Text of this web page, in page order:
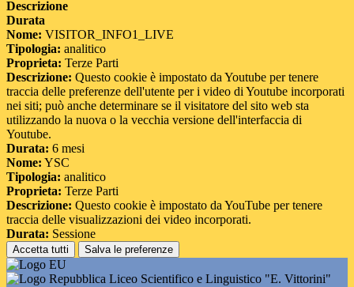
Descrizione
Durata
Nome: VISITOR_INFO1_LIVE
Tipologia: analitico
Proprieta: Terze Parti
Descrizione: Questo cookie è impostato da Youtube per tenere
traccia delle preferenze dell'utente per i video di Youtube incorporati
nei siti; può anche determinare se il visitatore del sito web sta
utilizzando la nuova o la vecchia versione dell'interfaccia di
Youtube.
Durata: 6 mesi
Nome: YSC
Tipologia: analitico
Proprieta: Terze Parti
Descrizione: Questo cookie è impostato da YouTube per tenere
traccia delle visualizzazioni dei video incorporati.
Durata: Sessione
Accetta tutti Salva le preferenze
Liceo Scientifico e Linguistico "E. Vittorini"